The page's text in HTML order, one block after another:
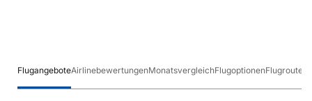
FlugangeboteAirlinebewertungenMonatsvergleichFlugoptionenFlugrouten